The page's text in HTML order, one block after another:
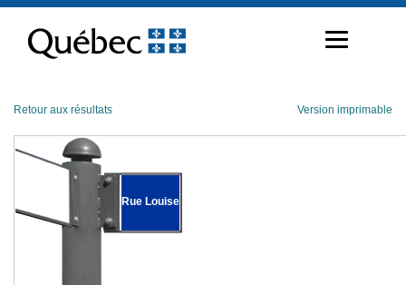
contenu
Retour aux résultats Version imprimable
Rue Louise